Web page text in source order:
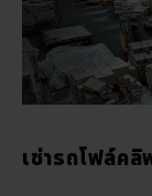
เช่ารถโฟล์ค